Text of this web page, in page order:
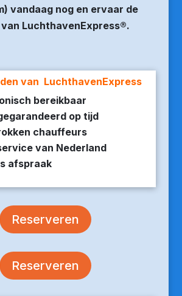
vandaag nog en ervaar de
LuchthavenExpress®.
van LuchthavenExpress
bereikbaar
op tijd
chauffeurs
van Nederland
afspraak
Reserveren
Reserveren